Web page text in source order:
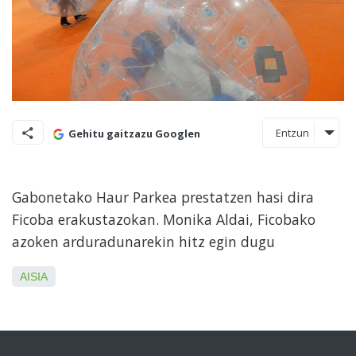
Gehitu gaitzazu Googlen Entzun
Gabonetako Haur Parkea prestatzen hasi dira
Ficoba erakustazokan. Monika Aldai, Ficobako
azoken arduradunarekin hitz egin dugu
AISIA